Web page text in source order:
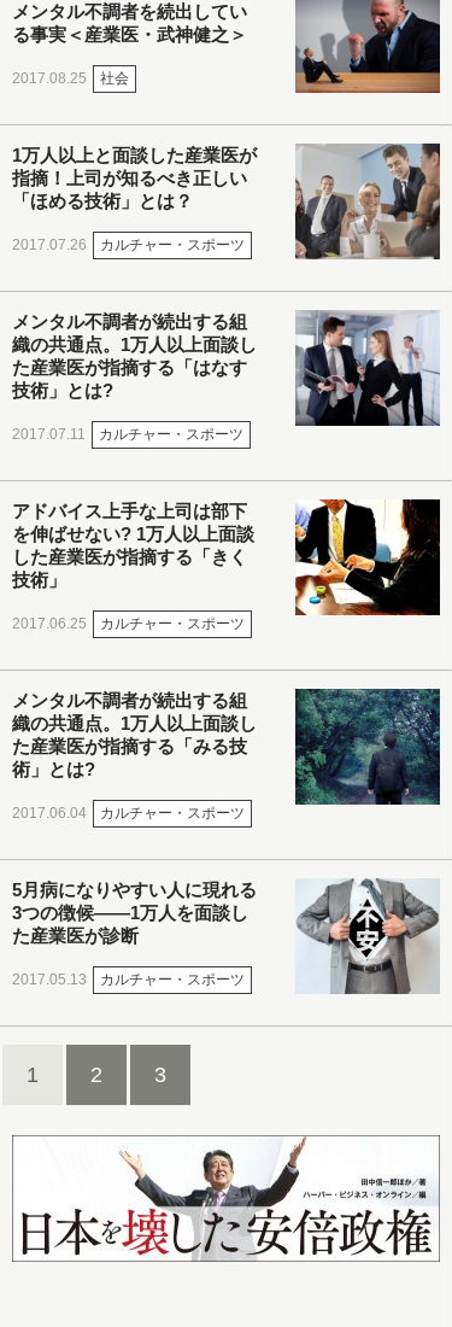
メンタル不調者を続出してい
る事実＜産業医・武神健之＞
2017.08.25 社会
1万人以上と面談した産業医が
指摘！上司が知るべき正しい
「ほめる技術」とは？
2017.07.26 カルチャー・スポーツ
メンタル不調者が続出する組
織の共通点。1万人以上面談し
た産業医が指摘する「はなす
技術」とは?
2017.07.11 カルチャー・スポーツ
アドバイス上手な上司は部下
を伸ばせない? 1万人以上面談
した産業医が指摘する「きく
技術」
2017.06.25 カルチャー・スポーツ
メンタル不調者が続出する組
織の共通点。1万人以上面談し
た産業医が指摘する「みる技
術」とは?
2017.06.04 カルチャー・スポーツ
5月病になりやすい人に現れる
3つの徴候――1万人を面談し
た産業医が診断
2017.05.13 カルチャー・スポーツ
1 2 3